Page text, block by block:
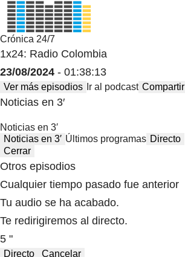
Crónica 24/7
1x24: Radio Colombia
23/08/2024 - 01:38:13
Ver más episodios Ir al podcast Compartir
Noticias en 3′
Noticias en 3′
Noticias en 3′ Últimos programas Directo
Cerrar
Otros episodios
Cualquier tiempo pasado fue anterior
Tu audio se ha acabado.
Te redirigiremos al directo.
5 "
Directo Cancelar